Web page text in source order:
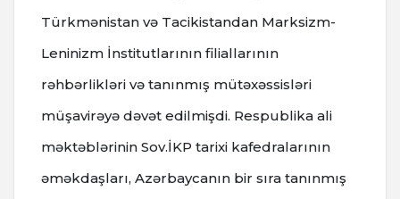
Türkmənistan və Tacikistandan Marksizm-
Leninizm İnstitutlarının filiallarının
rəhbərlikləri və tanınmış mütəxəssisləri
müşavirəyə dəvət edilmişdi. Respublika ali
məktəblərinin Sov.İKP tarixi kafedralarının
əməkdaşları, Azərbaycanın bir sıra tanınmış